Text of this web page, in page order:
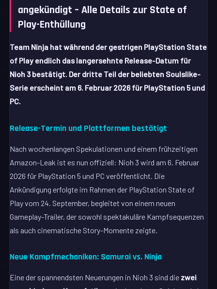
angekündigt – Alle Details zur State of
Play-Enthüllung
Team Ninja hat während der gestrigen PlayStation State
of Play endlich das langersehnte Release-Datum für
Nioh 3 bestätigt. Der dritte Teil der beliebten Soulslike-
Serie erscheint am 6. Februar 2026 für PlayStation 5 und
PC.
Release-Termin und Plattformen bestätigt
Nach wochenlangen Spekulationen und einem frühzeitigen
Amazon-Leak ist es nun offiziell: Nioh 3 wird am 6. Februar
2026 für PlayStation 5 und PC veröffentlicht. Die
Ankündigung erfolgte im Rahmen der PlayStation State of
Play vom 24. September, begleitet von einem neuen
Gameplay-Trailer, der sowohl spektakuläre Kampfsequenzen
als auch cinematische Story-Momente zeigte.
Neue Kampfmechaniken: Samurai vs. Ninja
Eine der spannendsten Neuerungen in Nioh 3 sind die zwei